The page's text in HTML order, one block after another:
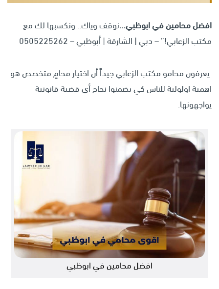
افضل محامين في ابوظبي…نوقف وياك.. ونكسبها لك مع
مكتب الزعابي!” – دبي | الشارقة | أبوظبي – 0505225262
يعرفون محامو مكتب الزعابي جيداً أن اختيار محامٍ متخصص هو
اهمية اولولية للناس كي يضمنوا نجاح أي قضية قانونية
يواجهونها.
افضل محامين في ابوظبي